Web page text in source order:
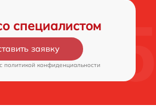
специалистом
заявку
политикой конфиденциальности